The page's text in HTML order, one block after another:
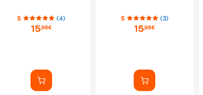
5 (4)
15,98€
5 (3)
15,98€